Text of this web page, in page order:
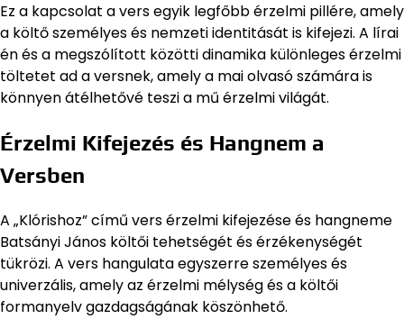
Ez a kapcsolat a vers egyik legfőbb érzelmi pillére, amely
a költő személyes és nemzeti identitását is kifejezi. A lírai
én és a megszólított közötti dinamika különleges érzelmi
töltetet ad a versnek, amely a mai olvasó számára is
könnyen átélhetővé teszi a mű érzelmi világát.
Érzelmi Kifejezés és Hangnem a
Versben
A „Klórishoz” című vers érzelmi kifejezése és hangneme
Batsányi János költői tehetségét és érzékenységét
tükrözi. A vers hangulata egyszerre személyes és
univerzális, amely az érzelmi mélység és a költői
formanyelv gazdagságának köszönhető.